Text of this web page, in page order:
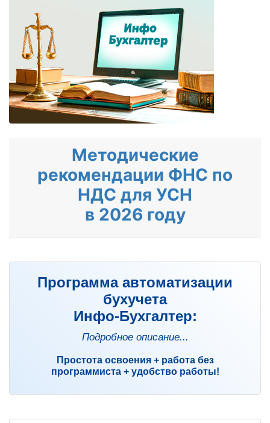
Методические
рекомендации ФНС по
НДС для УСН
в 2026 году
Программа автоматизации
бухучета
Инфо-Бухгалтер:
Подробное описание...
Простота освоения + работа без
программиста + удобство работы!